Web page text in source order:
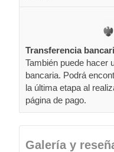
Transferencia
También puede hacer
bancaria. Podrá
la última etapa al
página de pago.
Galería y